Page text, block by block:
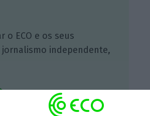
o ECO e os seus
independente,